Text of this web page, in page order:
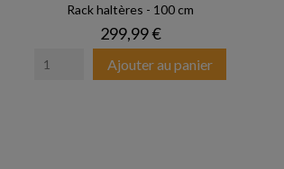
Rack haltères - 100 cm
Prix
299,99 €
Ajouter au panier